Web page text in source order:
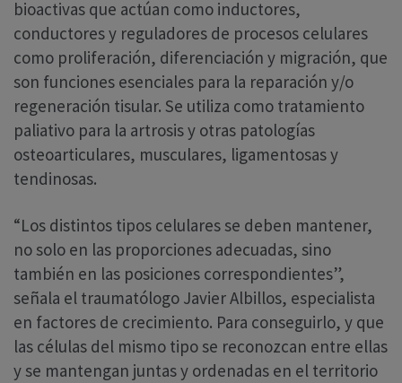
bioactivas que actúan como inductores,
conductores y reguladores de procesos celulares
como proliferación, diferenciación y migración, que
son funciones esenciales para la reparación y/o
regeneración tisular. Se utiliza como tratamiento
paliativo para la artrosis y otras patologías
osteoarticulares, musculares, ligamentosas y
tendinosas.
“Los distintos tipos celulares se deben mantener,
no solo en las proporciones adecuadas, sino
también en las posiciones correspondientes”,
señala el traumatólogo Javier Albillos, especialista
en factores de crecimiento. Para conseguirlo, y que
las células del mismo tipo se reconozcan entre ellas
y se mantengan juntas y ordenadas en el territorio